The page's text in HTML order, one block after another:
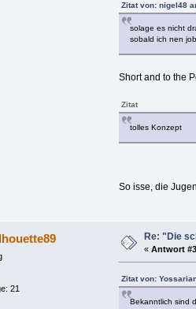
Zitat von: nigel48
solage es nicht
sobald ich nen
Short and to the
Zitat
tolles Konzept
So isse, die
21
Re: "Die
«Antwort
Zitat von:
Bekanntlich sind